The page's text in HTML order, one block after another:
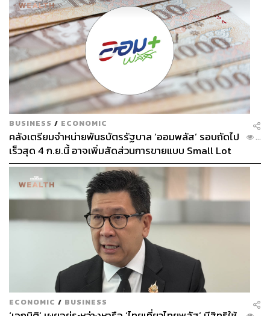
BUSINESS / ECONOMIC
คลังเตรียมจำหน่ายพันธบัตรรัฐบาล ‘ออมพลัส’ รอบถัดไป
เร็วสุด 4 ก.ย.นี้ อาจเพิ่มสัดส่วนการขายแบบ Small Lot
First มากขึ้น
...
ECONOMIC / BUSINESS